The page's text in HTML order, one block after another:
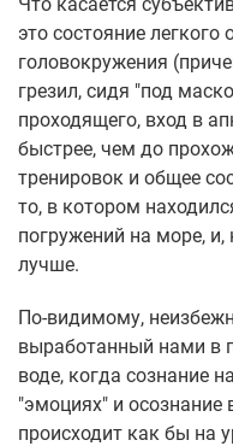
это состояние легкого
головокружения
грезил, сидя "под
проходящего, вход в
быстрее, чем до
тренировок и общее
то, в котором
погружений на море, и,
лучше.
По-видимому,
выработанный нами в
воде, когда сознание
"эмоциях" и осознание
происходит как бы на